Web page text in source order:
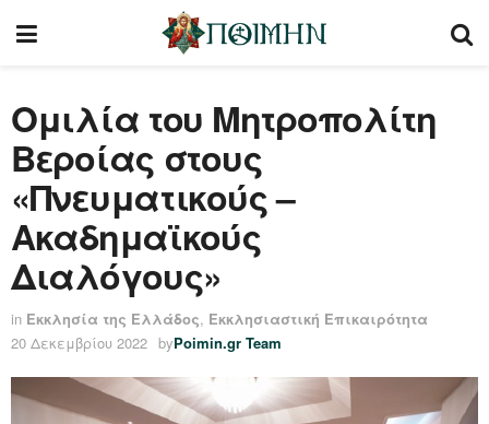
Ομιλία του Μητροπολίτη
Βεροίας στους
«Πνευματικούς –
Ακαδημαϊκούς
Διαλόγους»
in Εκκλησία της Ελλάδος, Εκκλησιαστική Επικαιρότητα
20 Δεκεμβρίου 2022 byPoimin.gr Team